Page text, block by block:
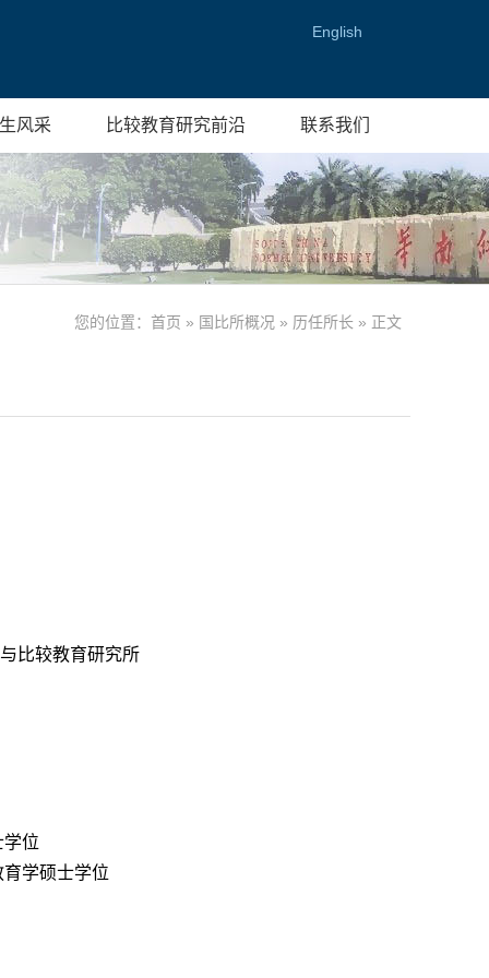
English
风采 比较教育研究前沿 联系我们
您的位置： 首页 » 国比所概况 » 历任所长 » 正文
比较教育研究所
位
学硕士学位